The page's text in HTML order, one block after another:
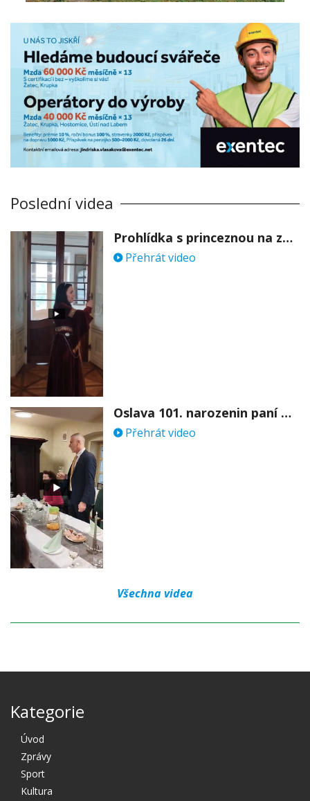
Poslední videa
Prohlídka s princeznou na zámku Stekník
Přehrát video
Oslava 101. narozenin paní Věry Skořepové
Přehrát video
Všechna videa
Kategorie
Úvod
Zprávy
Sport
Kultura